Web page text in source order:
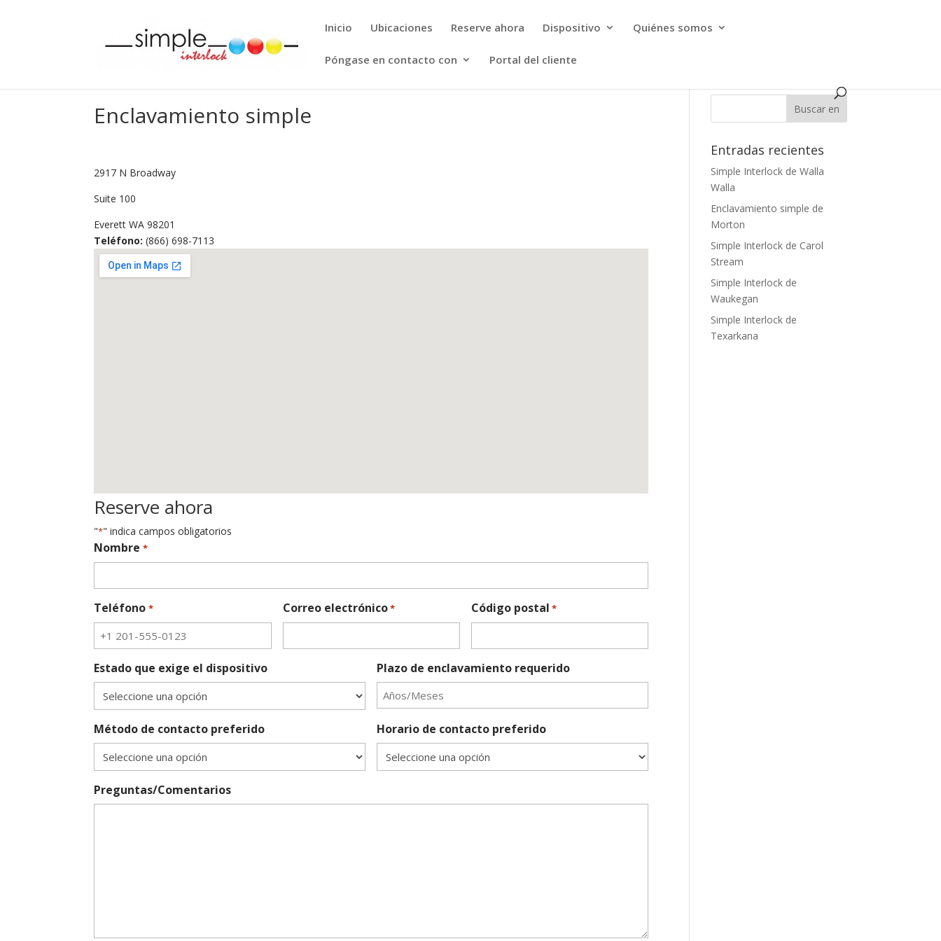
Inicio Ubicaciones Reserve ahora Dispositivo Quiénes somos
Póngase en contacto con Portal del cliente
Enclavamiento simple
2917 N Broadway
Suite 100
Everett WA 98201
Teléfono: (866) 698-7113
Reserve ahora
"*" indica campos obligatorios
Nombre *
Teléfono * Correo electrónico* Código postal *
Estado que exige el dispositivo Plazo de enclavamiento requerido
Método de contacto preferido Horario de contacto preferido
Preguntas/Comentarios
Entradas recientes
Simple Interlock de Walla
Walla
Enclavamiento simple de
Morton
Simple Interlock de Carol
Stream
Simple Interlock de
Waukegan
Simple Interlock de
Texarkana